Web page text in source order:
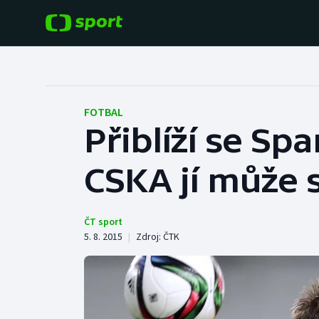
Hokej
Tenis
Cyklistika
Baseball a softbal
Basketbal
Boby a skeleton
FOTBAL
Přiblíží se
CSKA jí může
ČT sport
5. 8. 2015 | Zdroj: ČTK